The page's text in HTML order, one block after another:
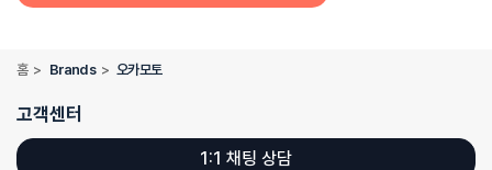
홈> Brands> 오카모토
고객센터
1:1 채팅 상담